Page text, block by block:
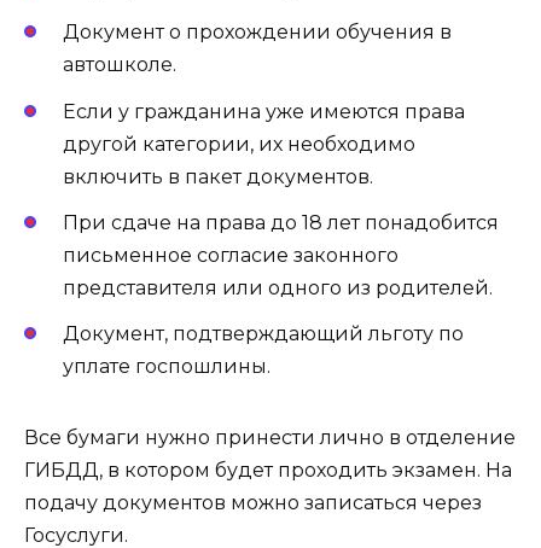
Документ о прохождении обучения в
автошколе.
Если у гражданина уже имеются права
другой категории, их необходимо
включить в пакет документов.
При сдаче на права до 18 лет понадобится
письменное согласие законного
представителя или одного из родителей.
Документ, подтверждающий льготу по
уплате госпошлины.
Все бумаги нужно принести лично в отделение
ГИБДД, в котором будет проходить экзамен. На
подачу документов можно записаться через
Госуслуги.